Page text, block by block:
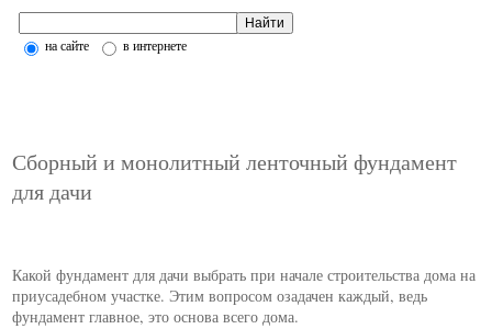
на сайте в интернете
Сборный и монолитный ленточный фундамент
для дачи
Какой фундамент для дачи выбрать при начале строительства дома на
приусадебном участке. Этим вопросом озадачен каждый, ведь
фундамент главное, это основа всего дома.